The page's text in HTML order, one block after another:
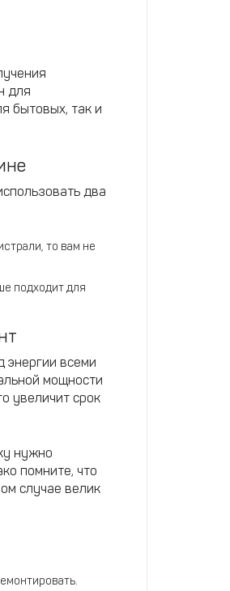
для
бытовых, так и
два
то вам не
подходит для
энергии всеми
мощности
увеличит срок
нужно
помните, что
случае велик